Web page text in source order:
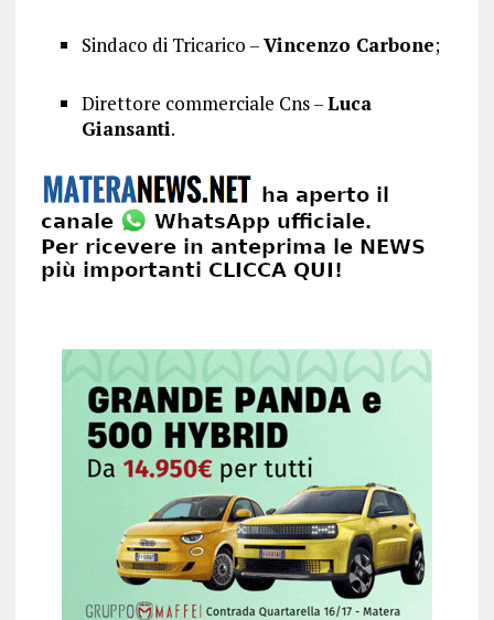
Sindaco di Tricarico –Vincenzo Carbone;
Direttore commerciale Cns –Luca
Giansanti.